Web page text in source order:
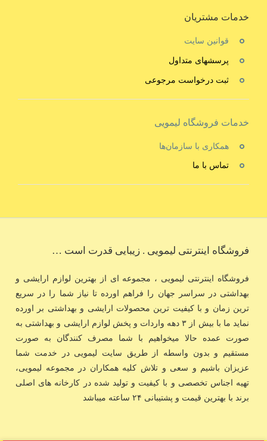
خدمات مشتریان
قوانین سایت
پرسشهای متداول
ثبت درخواست مرجوعی
خدمات فروشگاه لیمویی
همکاری با سازمان‌ها
تماس با ما
فروشگاه اینترنتی لیمویی . زیبایی قدرت است …
فروشگاه اینترنتی لیمویی ، مجموعه ای از بهترین لوازم ارایشی و
بهداشتی در سراسر جهان را فراهم اورده تا نیاز شما را در سریع
ترین زمان و با کیفیت ترین محصولات ارایشی و بهداشتی بر اورده
نماید ما با بیش از ۳ دهه واردات و پخش لوازم ارایشی و بهداشتی به
صورت عمده حالا میخواهیم با شما مصرف کنندگان به صورت
مستقیم و بدون واسطه از طریق سایت لیمویی در خدمت شما
عزیزان باشیم و سعی و تلاش کلیه همکاران در مجموعه لیمویی،
تهیه اجناس تخصصی و با کیفیت و تولید شده در کارخانه های اصلی
برند با بهترین قیمت و پشتیبانی ۲۴ ساعته میباشد